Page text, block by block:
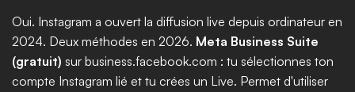
Oui. Instagram a ouvert la diffusion live depuis ordinateur en
2024. Deux méthodes en 2026. Meta Business Suite
(gratuit) sur business.facebook.com : tu sélectionnes ton
compte Instagram lié et tu crées un Live. Permet d'utiliser